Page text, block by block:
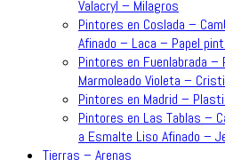
Valacryl – Milagros
Pintores en Coslada –
Afinado – Laca – Papel
Pintores en Fuenlabrada
Marmoleado Violeta –
Pintores en Madrid –
Pintores en Las Tablas –
a Esmalte Liso Afinado –
Tierras – Arenas